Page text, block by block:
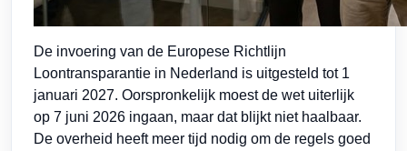
De invoering van de Europese Richtlijn
Loontransparantie in Nederland is uitgesteld tot 1
januari 2027. Oorspronkelijk moest de wet uiterlijk
op 7 juni 2026 ingaan, maar dat blijkt niet haalbaar.
De overheid heeft meer tijd nodig om de regels goed